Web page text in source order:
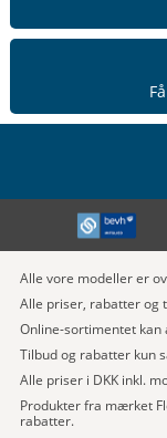
Alle vore modeller er
Alle priser, rabatter og
Online-sortimentet
Tilbud og rabatter kun
Alle priser i DKK inkl.
Produkter fra mærket
rabatter.